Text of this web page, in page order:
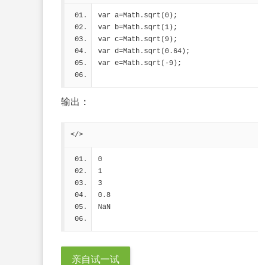
var a=Math.sqrt(0);
var b=Math.sqrt(1);
var c=Math.sqrt(9);
var d=Math.sqrt(0.64);
var e=Math.sqrt(-9);
输出：
</>
0
1
3
0.8
NaN
亲自试一试